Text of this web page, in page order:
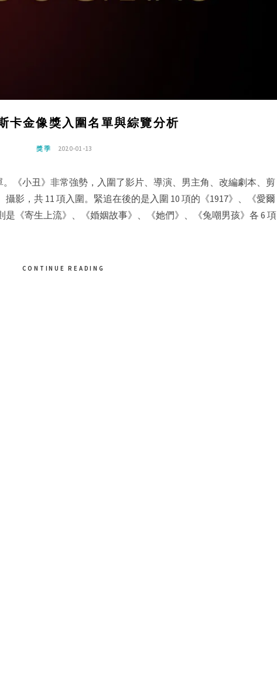
卡金像獎入圍名單與綜覽分析
獎季 2020-01-13
。《小丑》非常強勢，入圍了影片、導演、男主角、改編劇本、剪
影，共 11 項入圍。緊追在後的是入圍 10 項的《1917》、《愛爾
《寄生上流》、《婚姻故事》、《她們》、《兔嘲男孩》各 6 項
CONTINUE READING